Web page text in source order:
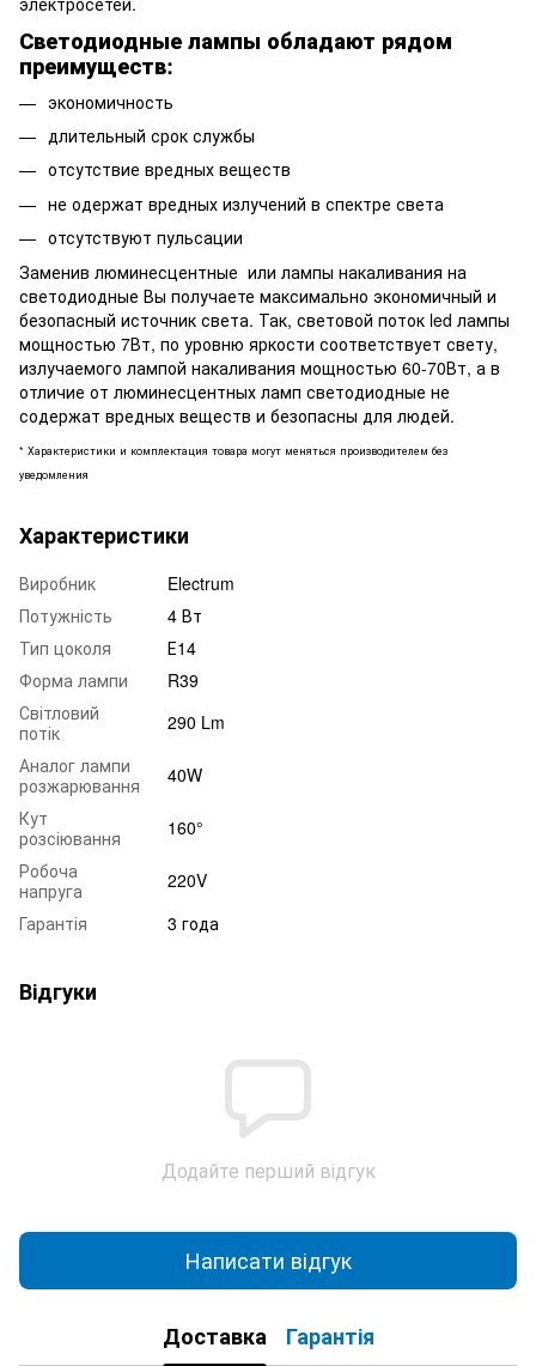
Светодиодные лампы обладают рядом
преимуществ:
экономичность
длительный срок службы
отсутствие вредных веществ
не одержат вредных излучений в спектре света
отсутствуют пульсации
Заменив люминесцентные или лампы накаливания на
светодиодные Вы получаете максимально экономичный и
безопасный источник света. Так, световой поток led лампы
мощностью 7Вт, по уровню яркости соответствует свету,
излучаемого лампой накаливания мощностью 60-70Вт, а в
отличие от люминесцентных ламп светодиодные не
содержат вредных веществ и безопасны для людей.
* Характеристики и комплектация товара могут меняться производителем без
уведомления
Характеристики
Виробник
Electrum
Потужність
4 Вт
Тип цоколя
Е14
Форма лампи
R39
Світловий
потік
290 Lm
Аналог лампи
розжарювання
40W
Кут
розсіювання
160°
Робоча
напруга
220V
Гарантія
3 года
Відгуки
Додайте перший відгук
Написати відгук
Доставка Гарантія